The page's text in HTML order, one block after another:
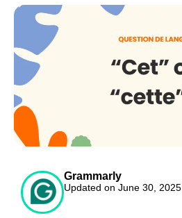
Grammarly
Updated on June 30, 2025